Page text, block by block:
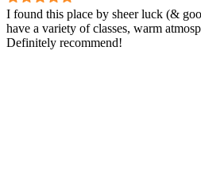
I found this place by sheer luck (&
have a variety of classes, warm
Definitely recommend!